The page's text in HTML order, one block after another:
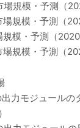
規模・予測（
規模・予測（
模・予測（2020
規模・予測（
力モジュールの